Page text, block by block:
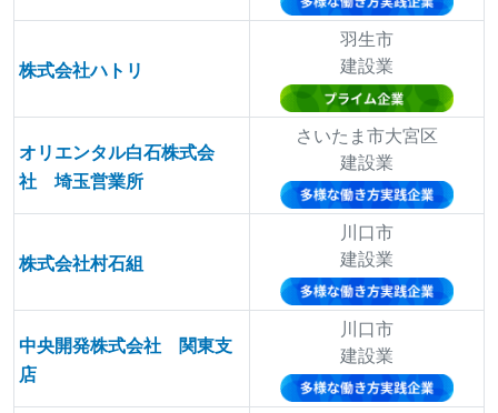
株式会社ハトリ
羽生市
建設業
オリエンタル白石株式会
社 埼玉営業所
さいたま市大宮区
建設業
株式会社村石組
川口市
建設業
中央開発株式会社 関東支
店
川口市
建設業